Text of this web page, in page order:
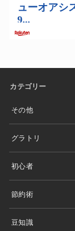
カテゴリー
その他
グラトリ
初心者
節約術
豆知識